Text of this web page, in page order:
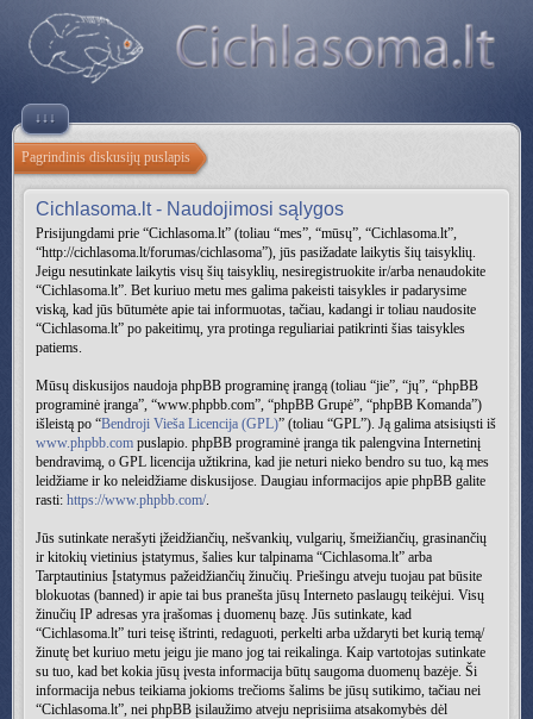
↓↓↓
Pagrindinis diskusijų puslapis
Cichlasoma.lt - Naudojimosi sąlygos
Prisijungdami prie “Cichlasoma.lt” (toliau “mes”, “mūsų”, “Cichlasoma.lt”,
“http://cichlasoma.lt/forumas/cichlasoma”), jūs pasižadate laikytis šių taisyklių.
Jeigu nesutinkate laikytis visų šių taisyklių, nesiregistruokite ir/arba nenaudokite
“Cichlasoma.lt”. Bet kuriuo metu mes galima pakeisti taisykles ir padarysime
viską, kad jūs būtumėte apie tai informuotas, tačiau, kadangi ir toliau naudosite
“Cichlasoma.lt” po pakeitimų, yra protinga reguliariai patikrinti šias taisykles
patiems.
Mūsų diskusijos naudoja phpBB programinę įrangą (toliau “jie”, “jų”, “phpBB
programinė įranga”, “www.phpbb.com”, “phpBB Grupė”, “phpBB Komanda”)
išleistą po “Bendroji Vieša Licencija (GPL)” (toliau “GPL”). Ją galima atsisiųsti iš
www.phpbb.com puslapio. phpBB programinė įranga tik palengvina Internetinį
bendravimą, o GPL licencija užtikrina, kad jie neturi nieko bendro su tuo, ką mes
leidžiame ir ko neleidžiame diskusijose. Daugiau informacijos apie phpBB galite
rasti: https://www.phpbb.com/.
Jūs sutinkate nerašyti įžeidžiančių, nešvankių, vulgarių, šmeižiančių, grasinančių
ir kitokių vietinius įstatymus, šalies kur talpinama “Cichlasoma.lt” arba
Tarptautinius Įstatymus pažeidžiančių žinučių. Priešingu atveju tuojau pat būsite
blokuotas (banned) ir apie tai bus pranešta jūsų Interneto paslaugų teikėjui. Visų
žinučių IP adresas yra įrašomas į duomenų bazę. Jūs sutinkate, kad
“Cichlasoma.lt” turi teisę ištrinti, redaguoti, perkelti arba uždaryti bet kurią temą/
žinutę bet kuriuo metu jeigu jie mano jog tai reikalinga. Kaip vartotojas sutinkate
su tuo, kad bet kokia jūsų įvesta informacija būtų saugoma duomenų bazėje. Ši
informacija nebus teikiama jokioms trečioms šalims be jūsų sutikimo, tačiau nei
“Cichlasoma.lt”, nei phpBB įsilaužimo atveju neprisiima atsakomybės dėl